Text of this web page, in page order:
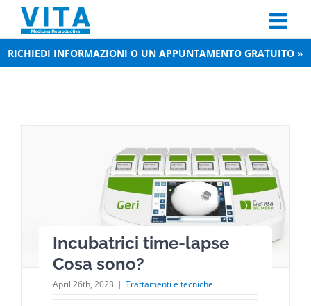
content
RICHIEDI INFORMAZIONI O UN APPUNTAMENTO GRATUITO »
Incubatrici time-lapse
Cosa sono?
April 26th, 2023 | Trattamenti e tecniche